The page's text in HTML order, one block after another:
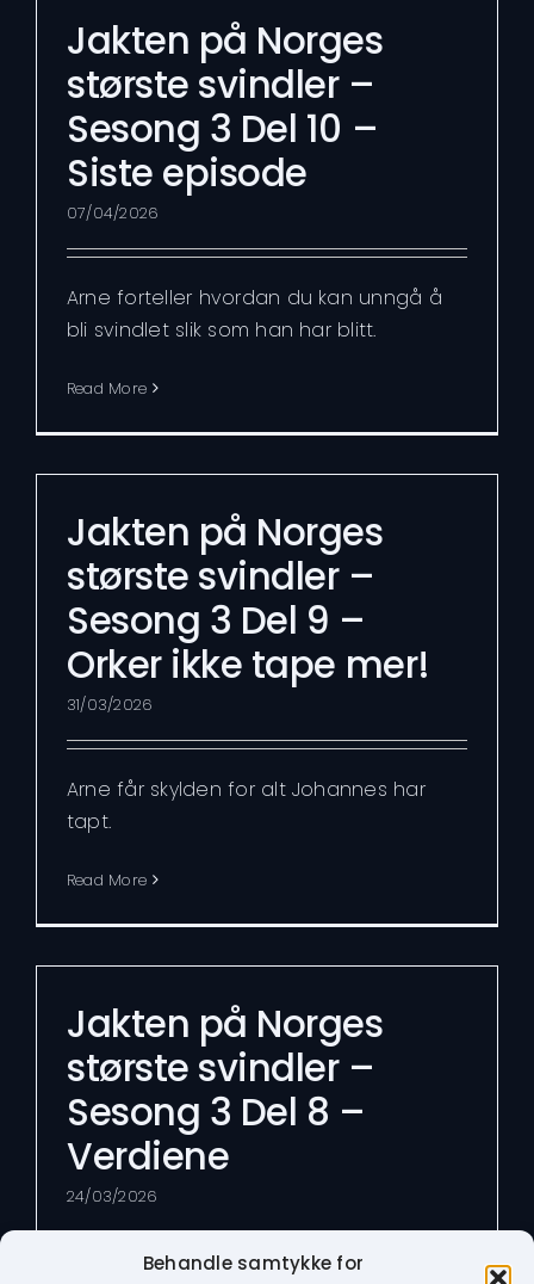
Behandle samtykke for
Jakten på Norges
største svindler –
Sesong 3 Del 10 –
Siste episode
07/04/2026
Arne forteller hvordan du kan unngå å
bli svindlet slik som han har blitt.
Read More
Jakten på Norges
største svindler –
Sesong 3 Del 9 –
Orker ikke tape mer!
31/03/2026
Arne får skylden for alt Johannes har
tapt.
Read More
Jakten på Norges
største svindler –
Sesong 3 Del 8 –
Verdiene
24/03/2026